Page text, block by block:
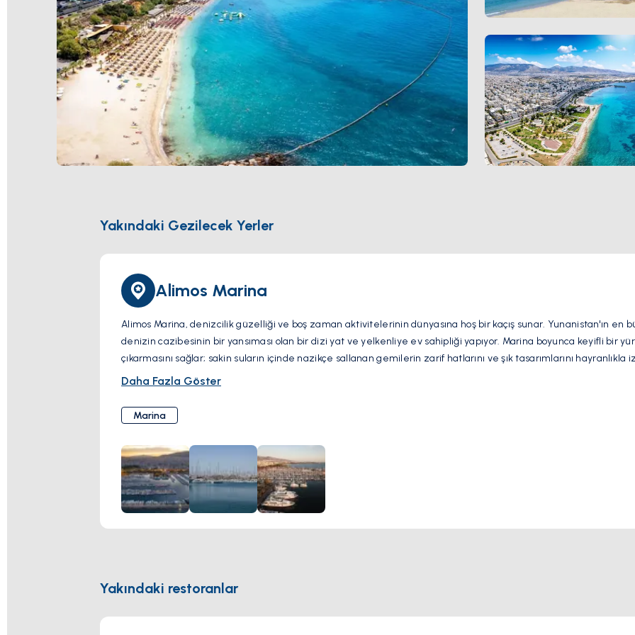
Yakındaki Gezilecek Yerler
Alimos Marina
Alimos Marina, denizcilik güzelliği ve boş zaman aktivitelerinin dünyasına hoş bir kaçış sunar. Yunanistan'ın en
denizin cazibesinin bir yansıması olan bir dizi yat ve yelkenliye ev sahipliği yapıyor. Marina boyunca keyifli bir
çıkarmasını sağlar; sakin suların içinde nazikçe sallanan gemilerin zarif hatlarını ve şık tasarımlarını hayranlıkla
Rahatlama arayanlar için, sahil kafeleri davetkar atmosferleriyle bekler; ziyaretçilere, gemilerin geçişi
nefes kesen sahili keşfetme ve gizli koyları keşfetme fırsatı bulabilirler.
Daha Fazla Göster
Marina
Yakındaki restoranlar